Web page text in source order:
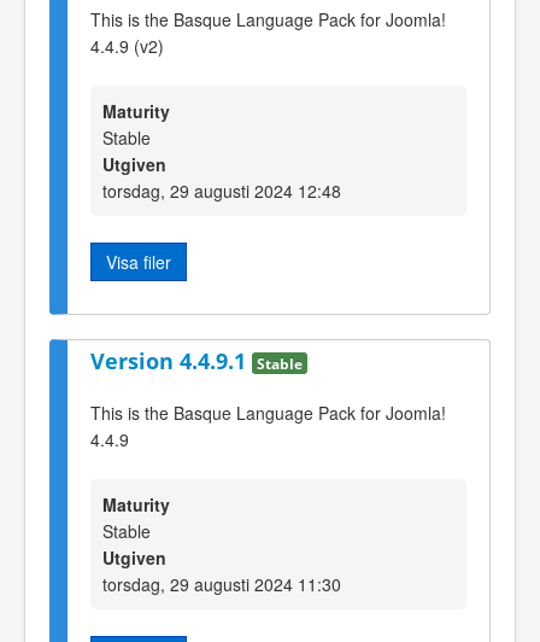
This is the Basque Language Pack for Joomla!
4.4.9 (v2)
Maturity
Stable
Utgiven
torsdag, 29 augusti 2024 12:48
Visa filer
Version 4.4.9.1 Stable
This is the Basque Language Pack for Joomla!
4.4.9
Maturity
Stable
Utgiven
torsdag, 29 augusti 2024 11:30